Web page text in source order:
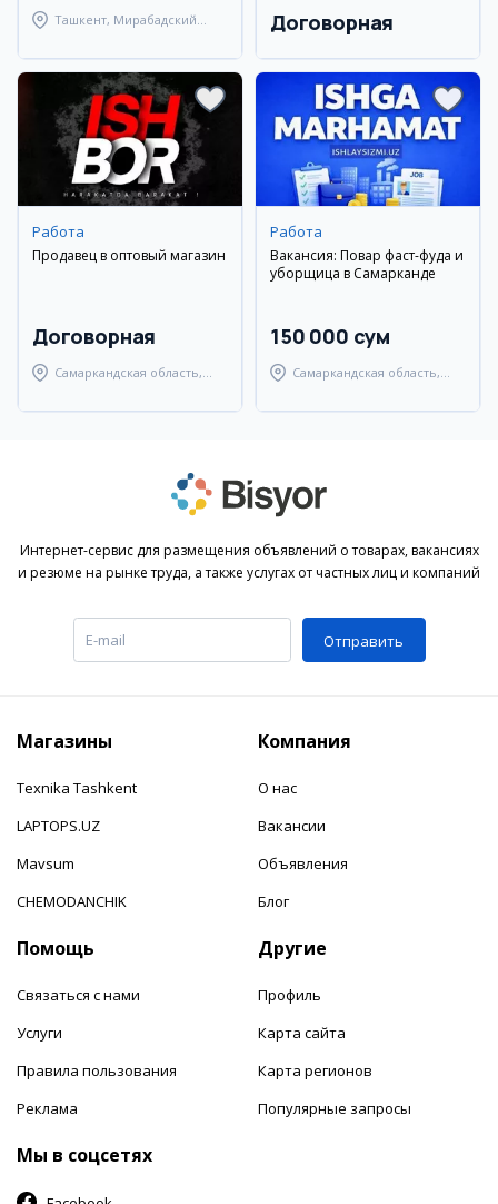
Ташкент, Мирабадский
Договорная
Работа
Продавец в оптовый магазин
Договорная
Самаркандская область,
Работа
Вакансия: Повар фаст-фуда и
уборщица в Самарканде
150 000 сум
Самаркандская область,
Интернет-сервис для размещения объявлений о товарах, вакансиях
и резюме на рынке труда, а также услугах от частных лиц и компаний
Отправить
Магазины
Texnika Tashkent
LAPTOPS.UZ
Mavsum
CHEMODANCHIK
Компания
О нас
Вакансии
Объявления
Блог
Помощь
Связаться с нами
Услуги
Правила пользования
Реклама
Другие
Профиль
Карта сайта
Карта регионов
Популярные запросы
Мы в соцсетях